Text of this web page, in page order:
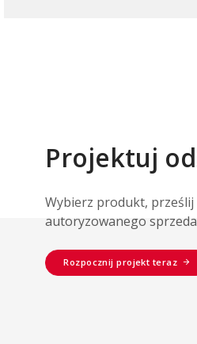
Projektuj
Wybierz produkt,
autoryzowanego
Rozpocznij projekt teraz